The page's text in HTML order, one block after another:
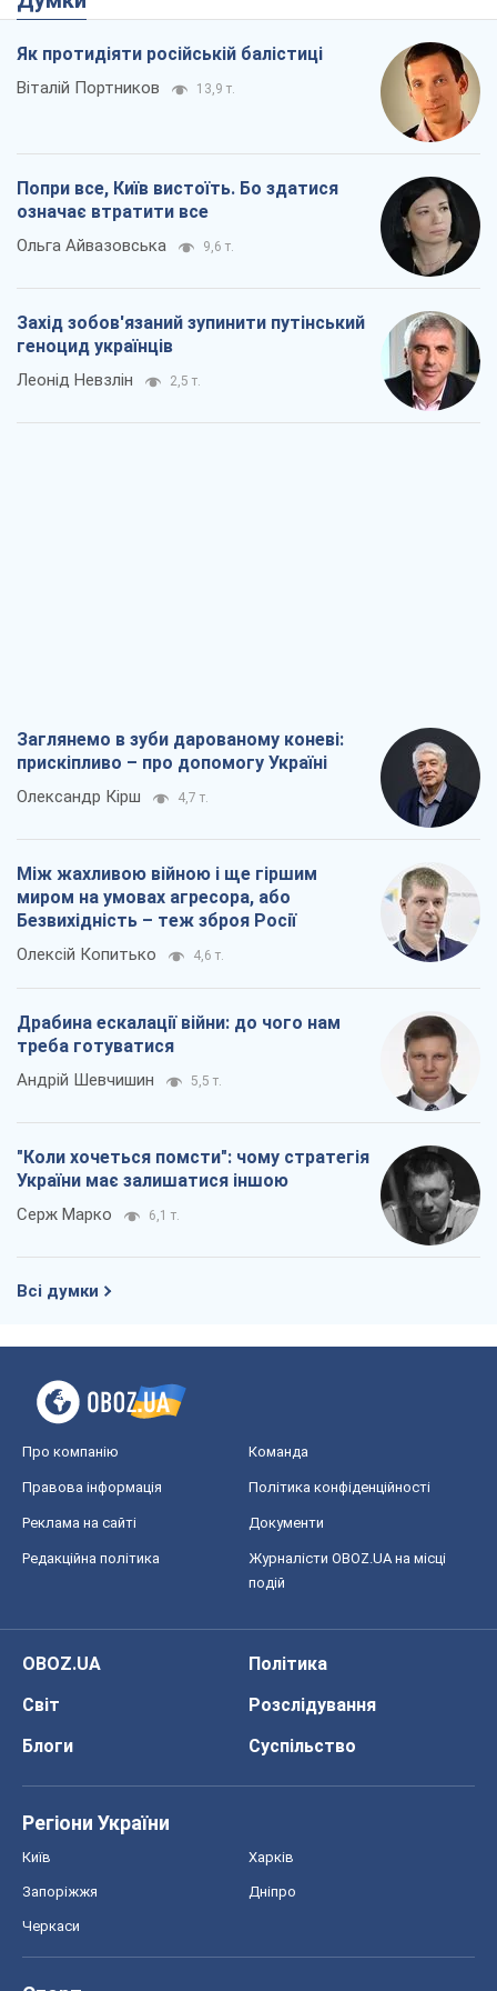
Як протидіяти російській балістиці
Віталій Портников 13,9 т.
Попри все, Київ вистоїть. Бо здатися
означає втратити все
Ольга Айвазовська 9,6 т.
Захід зобов'язаний зупинити путінський
геноцид українців
Леонід Невзлін 2,5 т.
Заглянемо в зуби дарованому коневі:
прискіпливо – про допомогу Україні
Олександр Кірш 4,7 т.
Між жахливою війною і ще гіршим
миром на умовах агресора, або
Безвихідність – теж зброя Росії
Олексій Копитько 4,6 т.
Драбина ескалації війни: до чого нам
треба готуватися
Андрій Шевчишин 5,5 т.
"Коли хочеться помсти": чому стратегія
України має залишатися іншою
Серж Марко 6,1 т.
Всі думки
Про компанію Команда
Правова інформація Політика конфіденційності
Реклама на сайті Документи
Редакційна політика
Журналісти OBOZ.UA на місці
подій
OBOZ.UA
Політика
Світ
Розслідування
Блоги
Суспільство
Регіони України
Київ Харків
Запоріжжя Дніпро
Черкаси